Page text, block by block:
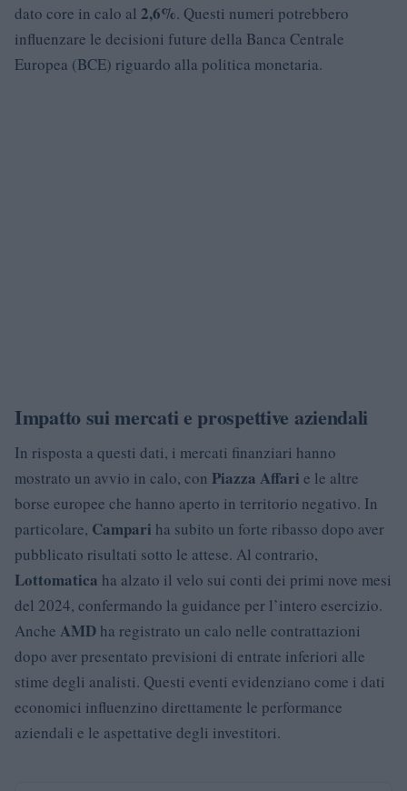
dato core in calo al 2,6%. Questi numeri potrebbero
influenzare le decisioni future della Banca Centrale
Europea (BCE) riguardo alla politica monetaria.
Impatto sui mercati e prospettive aziendali
In risposta a questi dati, i mercati finanziari hanno
mostrato un avvio in calo, con Piazza Affari e le altre
borse europee che hanno aperto in territorio negativo. In
particolare, Campari ha subito un forte ribasso dopo aver
pubblicato risultati sotto le attese. Al contrario,
Lottomatica ha alzato il velo sui conti dei primi nove mesi
del 2024, confermando la guidance per l’intero esercizio.
Anche AMD ha registrato un calo nelle contrattazioni
dopo aver presentato previsioni di entrate inferiori alle
stime degli analisti. Questi eventi evidenziano come i dati
economici influenzino direttamente le performance
aziendali e le aspettative degli investitori.